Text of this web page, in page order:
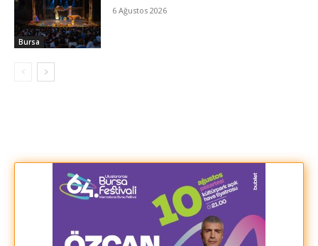
Bursa
6 Ağustos 2026